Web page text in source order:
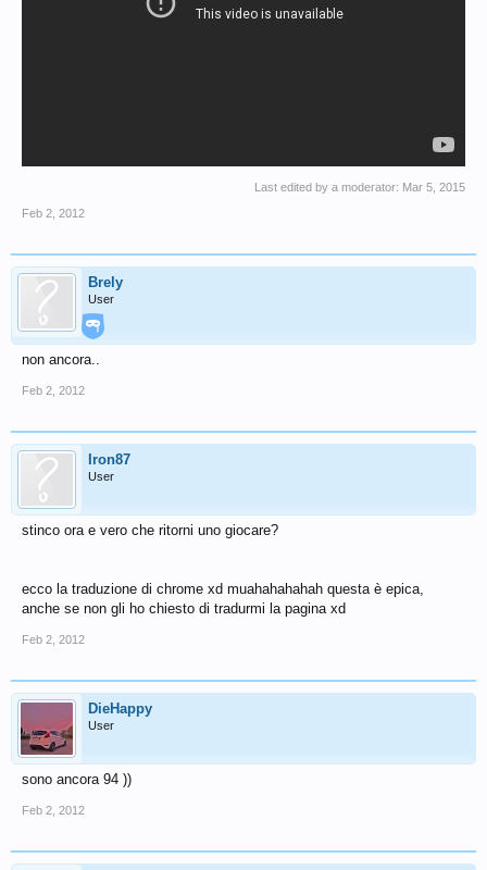
Last edited by a moderator: Mar 5, 2015
Feb 2, 2012
Brely
User
non ancora..
Feb 2, 2012
Iron87
User
stinco ora e vero che ritorni uno giocare?
ecco la traduzione di chrome xd muahahahahah questa è epica,
anche se non gli ho chiesto di tradurmi la pagina xd
Feb 2, 2012
DieHappy
User
sono ancora 94 ))
Feb 2, 2012